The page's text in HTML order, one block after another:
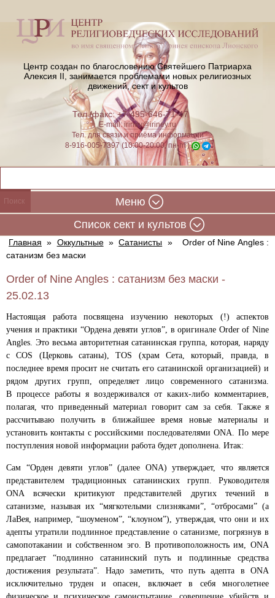
Центр создан по благословению Святейшего Патриарха
Алексия II, занимается проблемами новых религиозных
движений, сект и культов
Тел./факс: +7-495-646-71-47
E-mail:iriney@iriney.ru
Тел. для связи и приёма информации
8-916-005-7397 (10:00-20:00, пн-пт)
Меню
Cписок сект и культов
Главная » Оккультные » Сатанисты »
Order of Nine Angles :
сатанизм без маски
Order of Nine Angles : сатанизм без маски -
25.02.13
Настоящая работа посвящена изучению некоторых (!) аспектов
учения и практики “Ордена девяти углов”, в оригинале Order of Nine
Angles. Это весьма авторитетная сатанинская группа, которая, наряду
с COS (Церковь сатаны), TOS (храм Сета, который, правда, в
последнее время просит не считать его сатанинской организацией) и
рядом других групп, определяет лицо современного сатанизма.
В процессе работы я воздерживался от каких-либо комментариев,
полагая, что приведенный материал говорит сам за себя. Также я
рассчитываю получить в ближайшее время новые материалы и
установить контакты с российскими последователями ONA. По мере
поступления новой информации работа будет дополнена. Итак:
Сам “Орден девяти углов” (далее ONA) утверждает, что является
представителем традиционных сатанинских групп. Руководителя
ONA всячески критикуют представителей других течений в
сатанизме, называя их “мягкотелыми слизняками”, “отбросами” (а
ЛаВея, например, “шоуменом”, “клоуном”), утверждая, что они и их
адепты утратили подлинное представление о сатанизме, погрязнув в
самопотакании и собственном эго. В противоположность им, ONA
предлагает “подлинно сатанинский путь и подлинные средства
достижения результата”. Надо заметить, что путь адепта в ONA
исключительно труден и опасен, включает в себя многолетнее